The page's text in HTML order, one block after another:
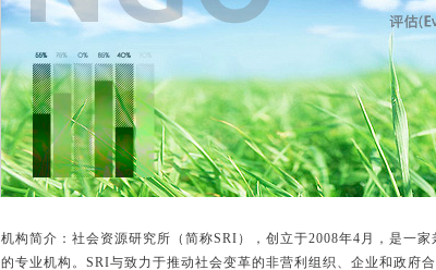
机构简介：社会资源研究所（简称SRI），创立于2008年4月，是一
的专业机构。SRI与致力于推动社会变革的非营利组织、企业和政府